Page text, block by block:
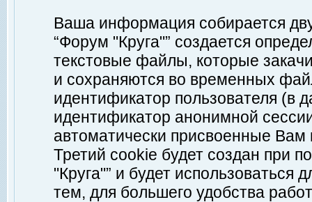
Ваша информация собирается
“Форум "Круга"” создается
текстовые файлы, которые
и сохраняются во временных
идентификатор пользователя (в
идентификатор анонимной
автоматически присвоенные
Третий cookie будет создан при
"Круга"” и будет
тем, для большего удобства